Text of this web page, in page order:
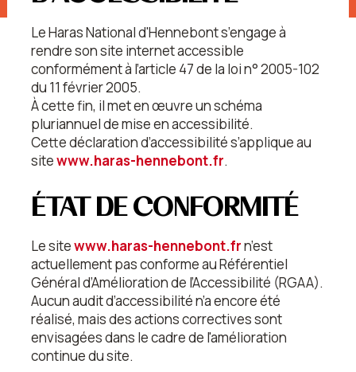
Le Haras National d'Hennebont s’engage à
rendre son site internet accessible
conformément à l’article 47 de la loi n° 2005-102
du 11 février 2005.
À cette fin, il met en œuvre un schéma
pluriannuel de mise en accessibilité.
Cette déclaration d’accessibilité s’applique au
sitewww.haras-hennebont.fr.
ÉTAT DE CONFORMITÉ
Le sitewww.haras-hennebont.frn’est
actuellement pas conforme au Référentiel
Général d’Amélioration de l’Accessibilité (RGAA).
Aucun audit d’accessibilité n’a encore été
réalisé, mais des actions correctives sont
envisagées dans le cadre de l'amélioration
continue du site.